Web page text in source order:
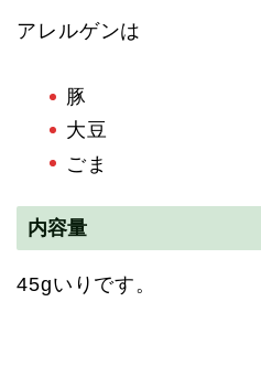
アレルゲンは
豚
大豆
ごま
内容量
45gいりです。